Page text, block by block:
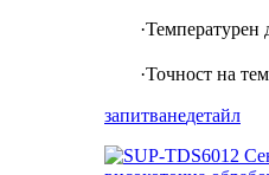
·Точност на
запитванедетайл